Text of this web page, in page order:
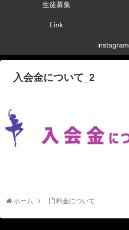
生徒募集
Link
instagram
入会金について_2
ホーム 料金について